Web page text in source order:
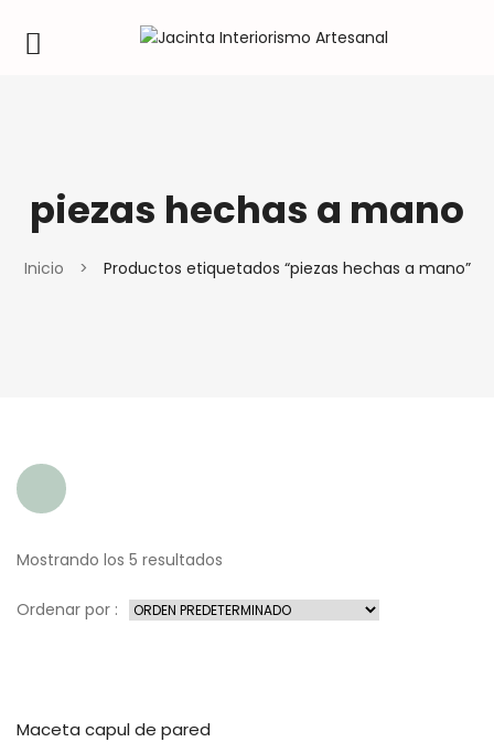
piezas hechas a mano
Inicio > Productos etiquetados “piezas hechas a mano”
Mostrando los 5 resultados
Ordenar por :
Maceta capul de pared